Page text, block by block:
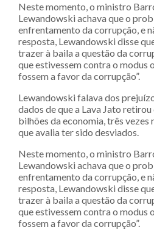
Neste momento, o ministro
Lewandowski achava que o
enfrentamento da corrupção, e
resposta, Lewandowski disse
trazer à baila a questão da
que estivessem contra o modus
fossem a favor da corrupção”.
Lewandowski falava dos
dados de que a Lava Jato
bilhões da economia, três vezes
que avalia ter sido desviados.
Neste momento, o ministro
Lewandowski achava que o
enfrentamento da corrupção, e
resposta, Lewandowski disse
trazer à baila a questão da
que estivessem contra o modus
fossem a favor da corrupção”.